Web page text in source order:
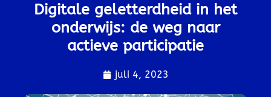
Digitale geletterdheid in het
onderwijs: de weg naar
actieve participatie
juli 4, 2023